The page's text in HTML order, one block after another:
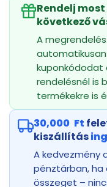
Rendelj most
következő
A
kuponkódodat
rendelésnél is
termékekre is
30,000 Ft
kiszállítás
A kedvezmény
pénztárban, ha
összeget –